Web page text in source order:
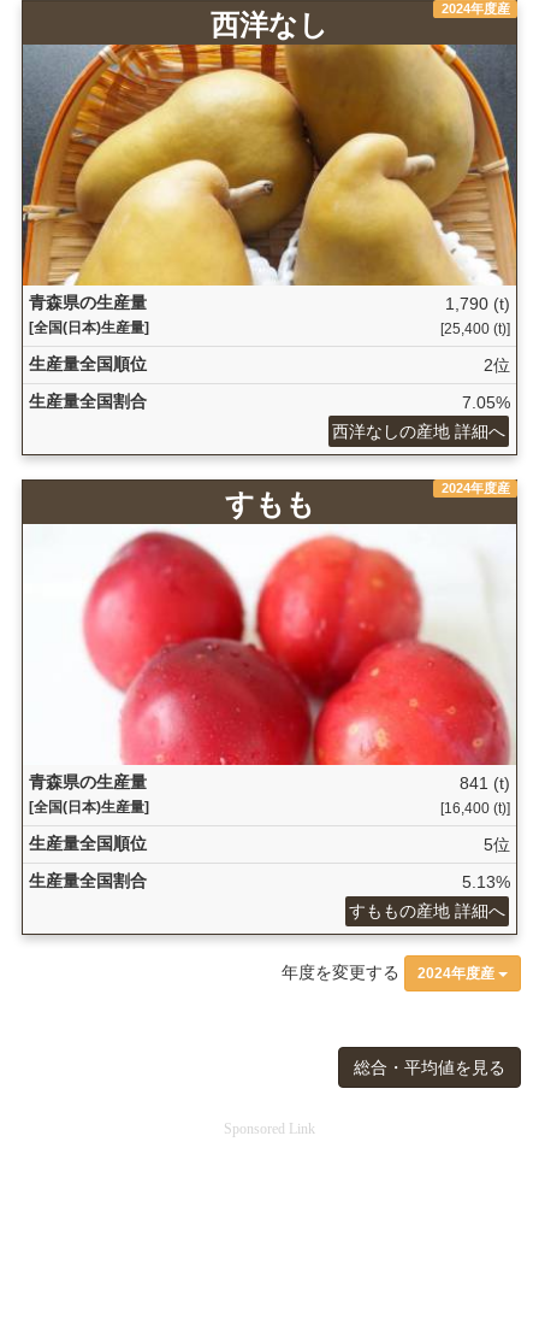
2024年度産
西洋なし
青森県の生産量
[全国(日本)生産量]
1,790 (t)
[25,400 (t)]
生産量全国順位
2位
生産量全国割合
7.05%
西洋なしの産地 詳細へ
2024年度産
すもも
青森県の生産量
[全国(日本)生産量]
841 (t)
[16,400 (t)]
生産量全国順位
5位
生産量全国割合
5.13%
すももの産地 詳細へ
年度を変更する 2024年度産
総合・平均値を見る
Sponsored Link